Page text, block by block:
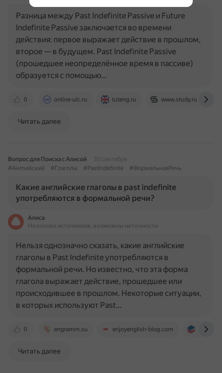
0 online-ulc.ru tuteng.ru www.study.ru
Разница между Past Indefinite Passive и Future
Indefinite Passive заключается во времени
действия: первое выражает действие в прошлом,
второе — в будущем. Past Indefinite Passive
(прошедшее неопределённое время в пассиве)
образуется с помощью…
Читать далее
Вопрос для Поиска с Алисой
30 сентября
#Английский
#Глаголы #PastIndefinite #ФормальнаяРечь
Какие английские глаголы в past indefinite
употребляются в формальной речи?
Алиса
На основе источников, возможны неточности
0 engramm.su enjoyenglish-blog.com
Нельзя однозначно сказать, какие английские
глаголы в Past Indefinite употребляются в
формальной речи. Но известно, что эта форма
глагола выражает действие, прошедшее или
происходившее в прошлом. Некоторые ситуации,
в которых используют Past…
Читать далее